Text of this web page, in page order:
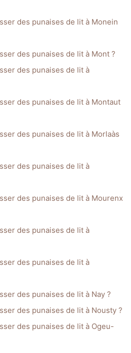
des punaises de lit à Monein
des punaises de lit à Mont ?
des punaises de lit à
des punaises de lit à Montaut
des punaises de lit à Morlaàs
des punaises de lit à
des punaises de lit à Mourenx
des punaises de lit à
des punaises de lit à
des punaises de lit à Nay ?
des punaises de lit à Nousty ?
des punaises de lit à Ogeu-